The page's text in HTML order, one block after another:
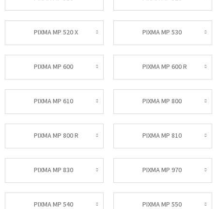
PIXMA MP 520 X PIXMA MP 530
PIXMA MP 600 PIXMA MP 600 R
PIXMA MP 610 PIXMA MP 800
PIXMA MP 800 R PIXMA MP 810
PIXMA MP 830 PIXMA MP 970
PIXMA MP 540 PIXMA MP 550